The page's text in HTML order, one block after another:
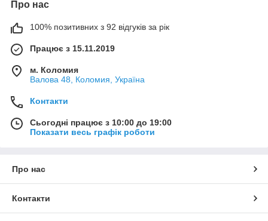
Про нас
100% позитивних з 92 відгуків за рік
Працює з 15.11.2019
м. Коломия
Валова 48, Коломия, Україна
Контакти
Сьогодні працює з 10:00 до 19:00
Показати весь графік роботи
Про нас
Контакти